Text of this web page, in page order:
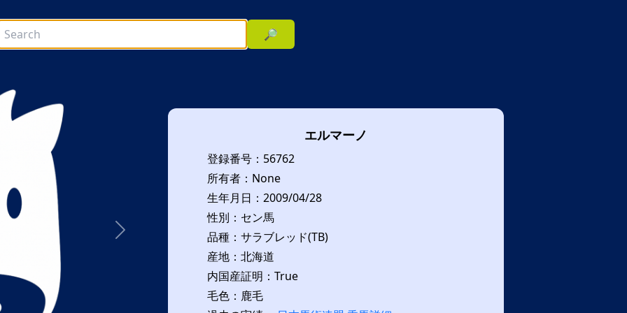
🔎
次へ
エルマーノ
登録番号：56762
所有者：None
生年月日：2009/04/28
性別：セン馬
品種：サラブレッド(TB)
産地：北海道
内国産証明：True
毛色：鹿毛